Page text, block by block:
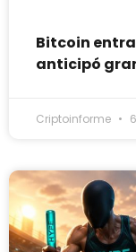
Bitcoin
anticipó
Criptoinforme